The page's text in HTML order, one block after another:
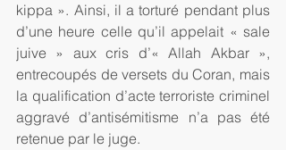
kippa ». Ainsi, il a torturé pendant plus
d’une heure celle qu’il appelait « sale
juive » aux cris d’« Allah Akbar »,
entrecoupés de versets du Coran, mais
la qualification d’acte terroriste criminel
aggravé d’antisémitisme n’a pas été
retenue par le juge.